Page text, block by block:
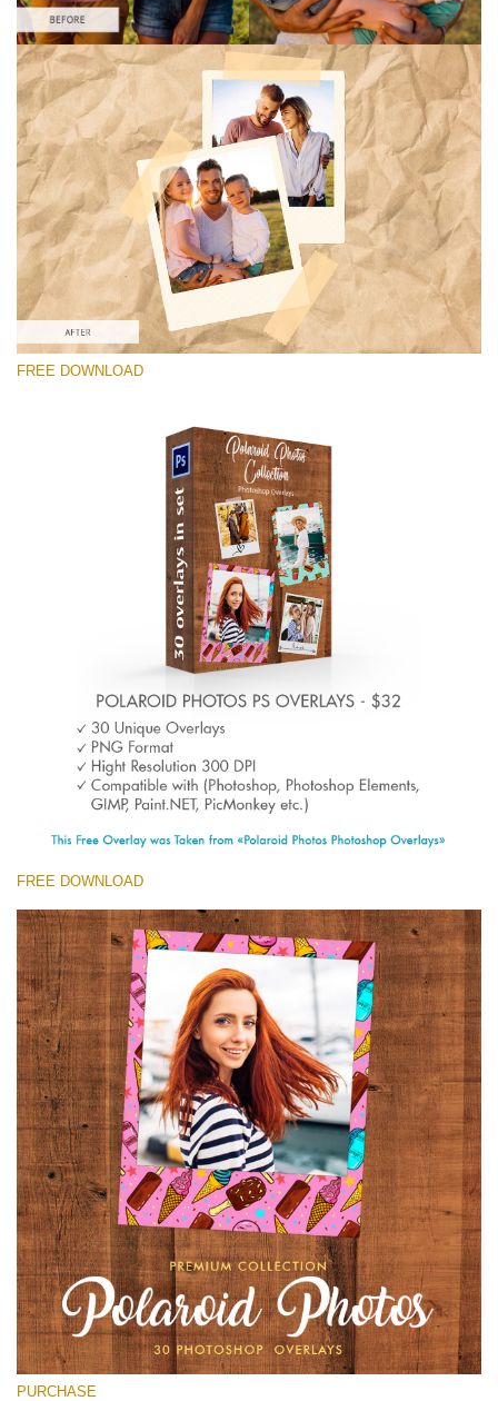
कृपया चुने
Free Photoshop Overlay #4
Small 800*1027px
Polaroid Photos
(30 Overlays)
Large 6000*4000px
Large 6000*4000px
Large 6000*4000px
मुफ्त डाउनलोड
FREE DOWNLOAD
FREE DOWNLOAD
PURCHASE